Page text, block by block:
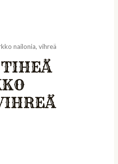
nailonia, vihreä